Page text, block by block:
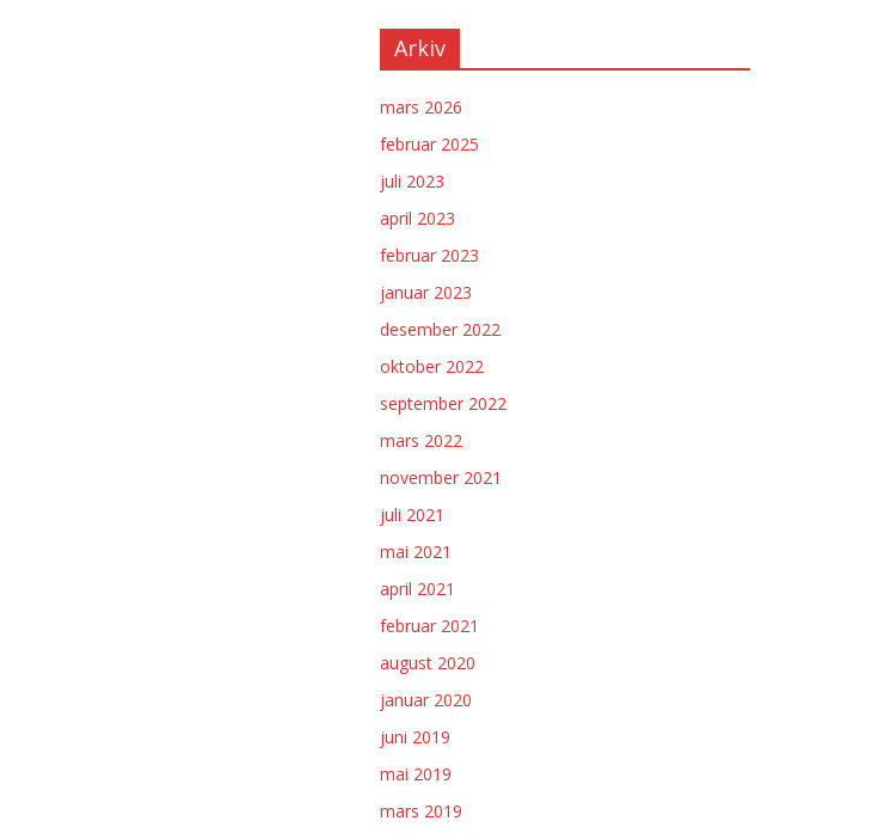
Arkiv
mars 2026
februar 2025
juli 2023
april 2023
februar 2023
januar 2023
desember 2022
oktober 2022
september 2022
mars 2022
november 2021
juli 2021
mai 2021
april 2021
februar 2021
august 2020
januar 2020
juni 2019
mai 2019
mars 2019